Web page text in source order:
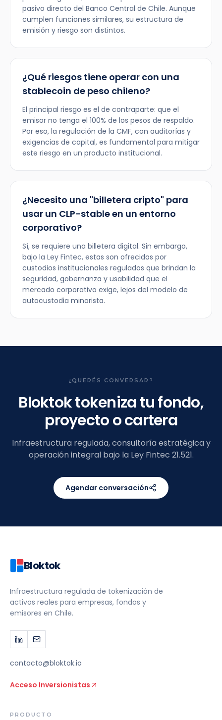
pasivo directo del Banco Central de Chile. Aunque
cumplen funciones similares, su estructura de
emisión y riesgo son distintos.
¿Qué riesgos tiene operar con una
stablecoin de peso chileno?
El principal riesgo es el de contraparte: que el
emisor no tenga el 100% de los pesos de respaldo.
Por eso, la regulación de la CMF, con auditorías y
exigencias de capital, es fundamental para mitigar
este riesgo en un producto institucional.
¿Necesito una "billetera cripto" para
usar un CLP-stable en un entorno
corporativo?
Sí, se requiere una billetera digital. Sin embargo,
bajo la Ley Fintec, estas son ofrecidas por
custodios institucionales regulados que brindan la
seguridad, gobernanza y usabilidad que el
mercado corporativo exige, lejos del modelo de
autocustodia minorista.
¿QUERÉS CONVERSAR?
Bloktok tokeniza tu fondo,
proyecto o cartera
Infraestructura regulada, consultoría estratégica y
operación integral bajo la Ley Fintec 21.521.
Agendar conversación
Bloktok
Infraestructura regulada de tokenización de
activos reales para empresas, fondos y
emisores en Chile.
contacto@bloktok.io
Acceso Inversionistas
PRODUCTO